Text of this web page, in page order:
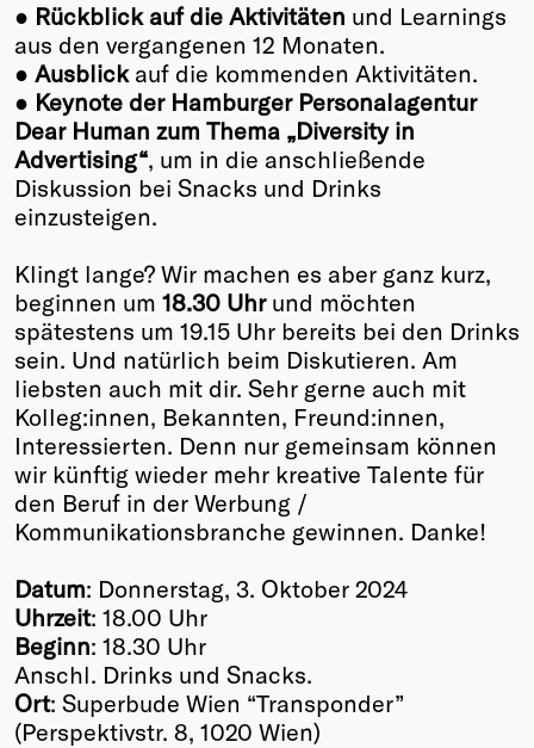
● Rückblick auf die Aktivitäten und Learnings
aus den vergangenen 12 Monaten.
● Ausblick auf die kommenden Aktivitäten.
● Keynote der Hamburger Personalagentur
Dear Human zum Thema „Diversity in
Advertising“, um in die anschließende
Diskussion bei Snacks und Drinks
einzusteigen.
Klingt lange? Wir machen es aber ganz kurz,
beginnen um 18.30 Uhrund möchten
spätestens um 19.15 Uhr bereits bei den Drinks
sein. Und natürlich beim Diskutieren. Am
liebsten auch mit dir. Sehr gerne auch mit
Kolleg:innen, Bekannten, Freund:innen,
Interessierten. Denn nur gemeinsam können
wir künftig wieder mehr kreative Talente für
den Beruf in der Werbung /
Kommunikationsbranche gewinnen. Danke!
Datum: Donnerstag, 3. Oktober 2024
Uhrzeit: 18.00 Uhr
Beginn: 18.30 Uhr
Anschl. Drinks und Snacks.
Ort: Superbude Wien “Transponder”
(Perspektivstr. 8, 1020 Wien)